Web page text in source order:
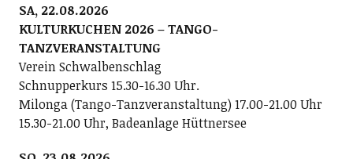
SA, 22.08.2026
KULTURKUCHEN 2026 – TANGO-
TANZVERANSTALTUNG
Verein Schwalbenschlag
Schnupperkurs 15.30-16.30 Uhr.
Milonga (Tango-Tanzveranstaltung) 17.00-21.00 Uhr
15.30-21.00 Uhr, Badeanlage Hüttnersee